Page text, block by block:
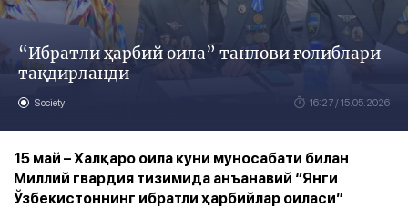
“Ибратли ҳарбий оила” танлови ғолиблари
тақдирланди
Society 16:27 / 15.05.2026
15 май – Халқаро оила куни муносабати билан
Миллий гвардия тизимида анъанавий “Янги
Ўзбекистоннинг ибратли ҳарбийлар оиласи”